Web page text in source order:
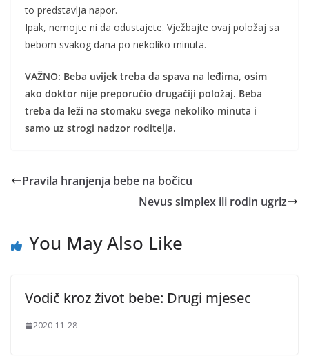
to predstavlja napor.
Ipak, nemojte ni da odustajete. Vježbajte ovaj položaj sa
bebom svakog dana po nekoliko minuta.
VAŽNO: Beba uvijek treba da spava na leđima, osim
ako doktor nije preporučio drugačiji položaj. Beba
treba da leži na stomaku svega nekoliko minuta i
samo uz strogi nadzor roditelja.
Pravila hranjenja bebe na bočicu
Nevus simplex ili rodin ugriz
You May Also Like
Vodič kroz život bebe: Drugi mjesec
2020-11-28